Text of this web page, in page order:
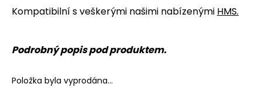
Kompatibilní s veškerými našimi nabízenými HMS.
Podrobný popis pod produktem.
Položka byla vyprodána…